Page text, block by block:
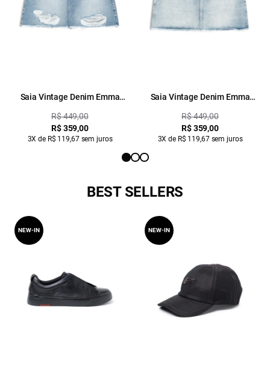
Saia Vintage Denim Emma
R$ 449,00
R$ 359,00
3X de R$ 119,67 sem juros
Saia Vintage Denim Emma
R$ 449,00
R$ 359,00
3X de R$ 119,67 sem juros
BEST SELLERS
NEW-IN NEW-IN